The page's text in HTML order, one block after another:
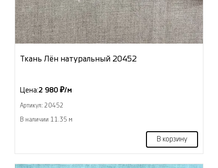
Ткань Лён натуральный 20452
Цена:2 980 ₽/м
Артикул: 20452
В наличии 11.35 м
В корзину